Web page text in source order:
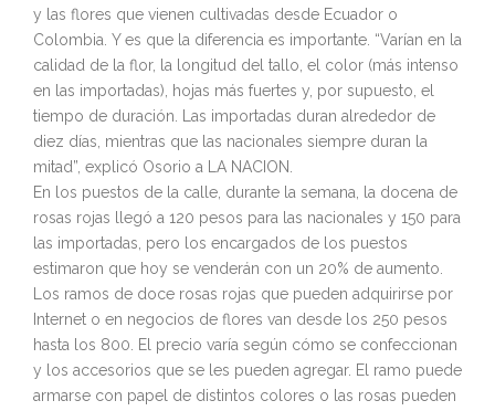
y las flores que vienen cultivadas desde Ecuador o
Colombia. Y es que la diferencia es importante. “Varían en la
calidad de la flor, la longitud del tallo, el color (más intenso
en las importadas), hojas más fuertes y, por supuesto, el
tiempo de duración. Las importadas duran alrededor de
diez días, mientras que las nacionales siempre duran la
mitad”, explicó Osorio a LA NACION.
En los puestos de la calle, durante la semana, la docena de
rosas rojas llegó a 120 pesos para las nacionales y 150 para
las importadas, pero los encargados de los puestos
estimaron que hoy se venderán con un 20% de aumento.
Los ramos de doce rosas rojas que pueden adquirirse por
Internet o en negocios de flores van desde los 250 pesos
hasta los 800. El precio varía según cómo se confeccionan
y los accesorios que se les pueden agregar. El ramo puede
armarse con papel de distintos colores o las rosas pueden